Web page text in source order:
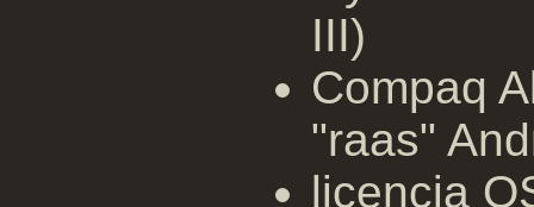
III)
Compaq
"raas"
licencja